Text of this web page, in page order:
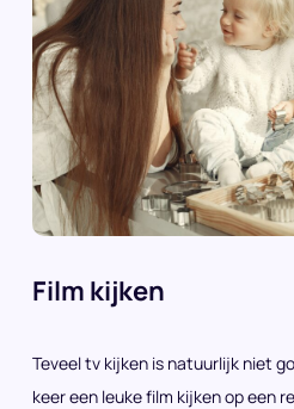
Film kijken
Teveel tv kijken is natuurlijk niet
keer een leuke film kijken op een